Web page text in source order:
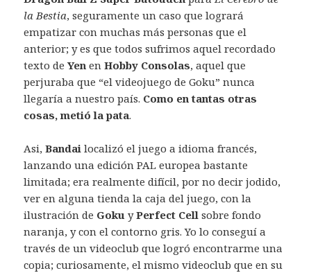
la Bestia, seguramente un caso que logrará
empatizar con muchas más personas que el
anterior; y es que todos sufrimos aquel recordado
texto deYenenHobby Consolas, aquel que
perjuraba que “el videojuego de Goku” nunca
llegaría a nuestro país. Como en tantas otras
cosas, metió la pata.
Asi,Bandailocalizó el juego a idioma francés,
lanzando una edición PAL europea bastante
limitada; era realmente difícil, por no decir jodido,
ver en alguna tienda la caja del juego, con la
ilustración de GokuyPerfect Cell sobre fondo
naranja, y con el contorno gris. Yo lo conseguí a
través de un videoclub que logró encontrarme una
copia; curiosamente, el mismo videoclub que en su